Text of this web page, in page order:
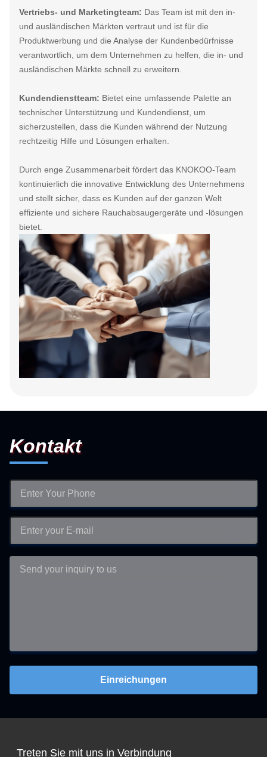
Vertriebs- und Marketingteam: Das Team ist mit den in-
und ausländischen Märkten vertraut und ist für die
Produktwerbung und die Analyse der Kundenbedürfnisse
verantwortlich, um dem Unternehmen zu helfen, die in- und
ausländischen Märkte schnell zu erweitern.
Kundendienstteam: Bietet eine umfassende Palette an
technischer Unterstützung und Kundendienst, um
sicherzustellen, dass die Kunden während der Nutzung
rechtzeitig Hilfe und Lösungen erhalten.
Durch enge Zusammenarbeit fördert das KNOKOO-Team
kontinuierlich die innovative Entwicklung des Unternehmens
und stellt sicher, dass es Kunden auf der ganzen Welt
effiziente und sichere Rauchabsaugergeräte und -lösungen
bietet.
Kontakt
Einreichungen
Treten Sie mit uns in Verbindung